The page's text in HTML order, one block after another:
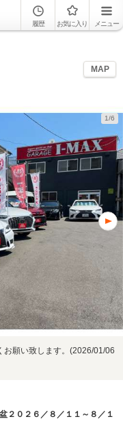
履歴 お気に入り メニュー
MAP
1/6
お願い致します。(2026/01/06
２０２６／８／１１～８／１